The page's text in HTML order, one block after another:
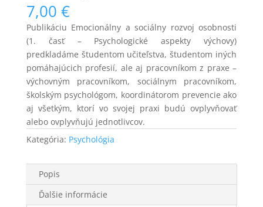
7,00 €
Publikáciu Emocionálny a sociálny rozvoj osobnosti
(1. časť – Psychologické aspekty výchovy)
predkladáme študentom učiteľstva, študentom iných
pomáhajúcich profesií, ale aj pracovníkom z praxe –
výchovným pracovníkom, sociálnym pracovníkom,
školským psychológom, koordinátorom prevencie ako
aj všetkým, ktorí vo svojej praxi budú ovplyvňovať
alebo ovplyvňujú jednotlivcov.
Kategória: Psychológia
Popis
Ďalšie informácie